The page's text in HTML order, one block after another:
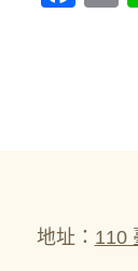
地址： 110